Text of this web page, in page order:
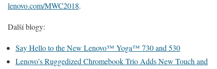
lenovo.com/MWC2018.
Další blogy:
Say Hello to the New Lenovo™ Yoga™ 730 and 530
Lenovo’s Ruggedized Chromebook Trio Adds New Touch and